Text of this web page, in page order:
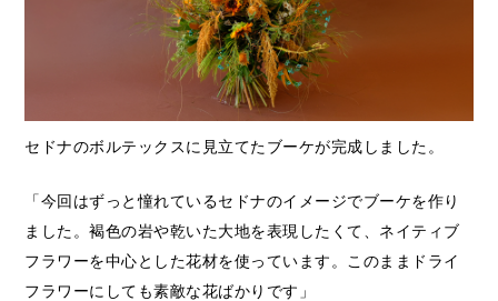
セドナのボルテックスに見立てたブーケが完成しました。
「今回はずっと憧れているセドナのイメージでブーケを作り
ました。褐色の岩や乾いた大地を表現したくて、ネイティブ
フラワーを中心とした花材を使っています。このままドライ
フラワーにしても素敵な花ばかりです」